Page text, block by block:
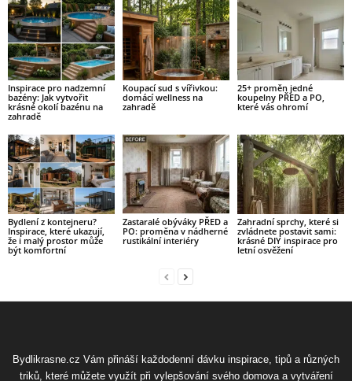
Inspirace pro nadzemní
bazény: Jak vytvořit
krásné okolí bazénu na
zahradě
Koupací sud s vířivkou:
domácí wellness na
zahradě
25+ proměn jedné
koupelny PŘED a PO,
které vás ohromí
Bydlení z kontejneru?
Inspirace, které ukazují,
že i malý prostor může
být komfortní
Zastaralé obýváky PŘED a
PO: proměna v nádherné
rustikální interiéry
Zahradní sprchy, které si
zvládnete postavit sami:
krásné DIY inspirace pro
letní osvěžení
Bydlikrasne.cz Vám přináší každodenní dávku inspirace, tipů a různých
triků, které můžete využít při vylepšování svého domova a vytváření